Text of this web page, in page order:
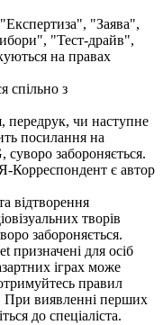
"Заява",
"Тест-драйв",
на правах
спільно з
передрук, чи наступне
посилання на
забороняється.
Корреспондент є автор
відтворення
творів
забороняється.
призначені для осіб
іграх може
правил
При виявленні перших
до спеціаліста.